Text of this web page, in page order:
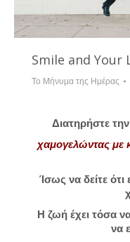
Smile and
Το Μήνυμα της Ημέρας
Διατηρήστε
χαμογελώντας με
Ίσως να δείτε ότι
Η ζωή έχει τόσα
να